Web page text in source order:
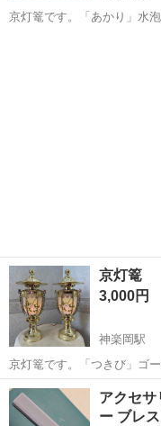
京灯篭です。「あかり」水
京灯篭
3,000円
神楽岡駅
京灯篭です。「つきび」ゴ
ない美品です。 ・高さ
問題ありません。 定価で購
来てくれる方に限定させ...
北海道 旭川市 神楽岡
アクセサ
ー ブレ